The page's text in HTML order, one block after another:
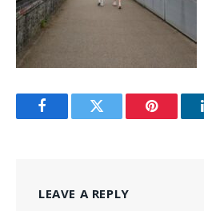
FacebookTwitter Pinterest
LEAVE A REPLY